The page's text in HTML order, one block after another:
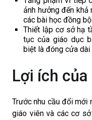
ảnh hưởng đến khả
các bài học đồng bộ.
Thiết lập cơ sở hạ
tục của giáo dục
biệt là đóng cửa dài
Lợi ích
Trước nhu cầu đổi mới
giáo viên và các cơ